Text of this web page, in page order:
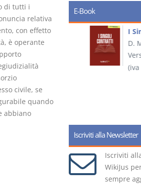
di tutti i
relativa
con effetto
è operante
civile, se
quando
abbiano
E-Book
e
giuridica
ebook€ 5,99
I
D.
(iva
Iscriviti alla Newsletter
Iscriviti
WikiJus
sempre